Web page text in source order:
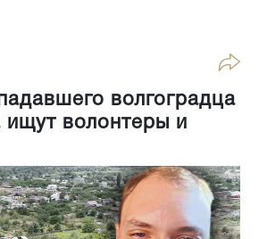
волгоградца
ищут волонтеры и